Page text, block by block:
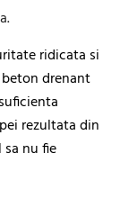
ridicata si
drenant
rezultata din
nu fie